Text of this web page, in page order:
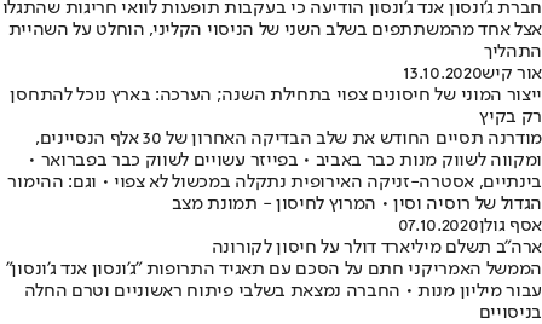
חברת ג'ונסון אנד ג'ונסון הודיעה כי בעקבות תופעות לוואי חריגות שהתגלו
אצל אחד מהמשתתפים בשלב השני של הניסוי הקליני, הוחלט על השהיית
התהליך
אור קיש13.10.2020
ייצור המוני של חיסונים צפוי בתחילת השנה; הערכה: בארץ נוכל להתחסן
רק בקיץ
מודרנה תסיים החודש את שלב הבדיקה האחרון של 30 אלף הנסיינים,
ומקווה לשווק מנות כבר באביב • בפייזר עשויים לשווק כבר בפברואר •
בינתיים, אסטרה-זניקה האירופית נתקלה במכשול לא צפוי • וגם: ההימור
הגדול של רוסיה וסין • המרוץ לחיסון - תמונת מצב
אסף גולן07.10.2020
ארה"ב תשלם מיליארד דולר על חיסון לקורונה
הממשל האמריקני חתם על הסכם עם תאגיד התרופות "ג'ונסון אנד ג'ונסון"
עבור מיליון מנות • החברה נמצאת בשלבי פיתוח ראשוניים וטרם החלה
בניסויים